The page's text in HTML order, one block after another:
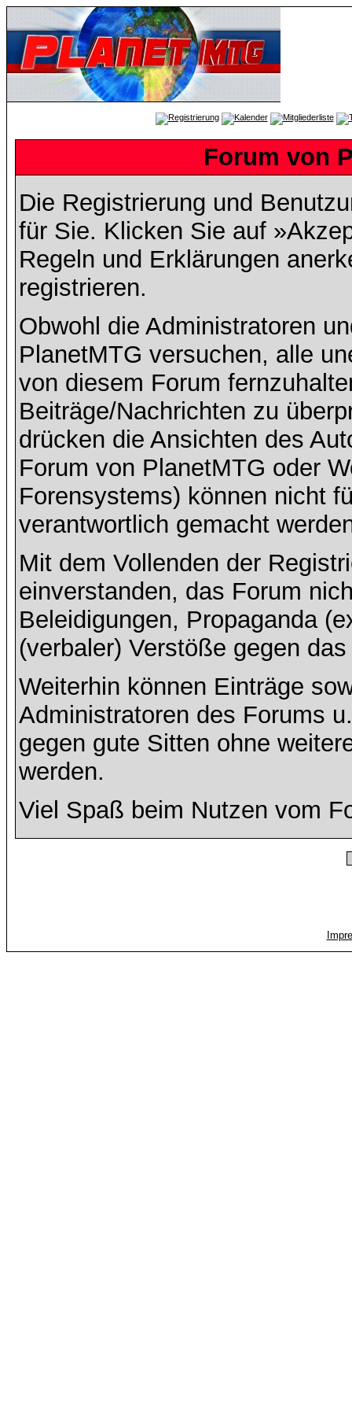
Forum von
Die Registrierung und
für Sie. Klicken Sie auf
Regeln und Erklärungen
registrieren.
Obwohl die Administratoren
PlanetMTG versuchen, alle
von diesem Forum
Beiträge/Nachrichten zu
drücken die Ansichten des
Forum von PlanetMTG oder
Forensystems) können nicht
verantwortlich gemacht
Mit dem Vollenden der
einverstanden, das Forum
Beleidigungen, Propaganda
(verbaler) Verstöße gegen
Weiterhin können Einträge
Administratoren des Forums
gegen gute Sitten ohne
werden.
Viel Spaß beim Nutzen vom